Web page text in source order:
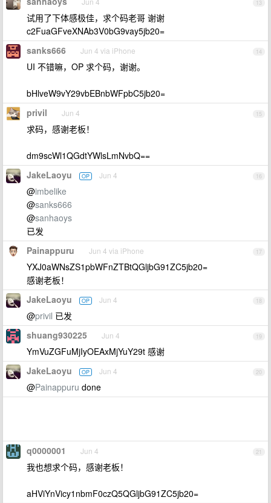
13
试用了下体感极佳，求个码老哥 谢谢
c2FuaGFveXNAb3V0bG9vay5jb20=
14
sanks666 Jun 4 via iPhone
UI 不错嘛，OP 求个码，谢谢。
bHlveW9vY29vbEBnbWFpbC5jb20=
15
privil Jun 4
求码，感谢老板！
dm9scWl1QGdtYWlsLmNvbQ==
16
JakeLaoyu OP Jun 4
@imbelike
@sanks666
@sanhaoys
已发
17
Painappuru Jun 4 via iPhone
YXJ0aWNsZS1pbWFnZTBtQGljbG91ZC5jb20=
感谢老板！
18
JakeLaoyu OP Jun 4
@privil 已发
19
shuang930225 Jun 4
YmVuZGFuMjIyOEAxMjYuY29t 感谢
20
JakeLaoyu OP Jun 4
@Painappuru done
21
q0000001 Jun 4
我也想求个码，感谢老板！
aHViYnVicy1nbmF0czQ5QGljbG91ZC5jb20=